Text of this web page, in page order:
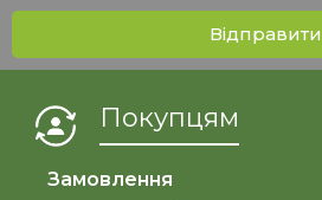
Відправити
Покупцям
Замовлення